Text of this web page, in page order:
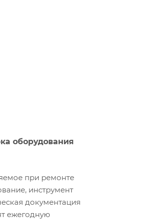
оборудования
при ремонте
инструмент
документация
ежегодную